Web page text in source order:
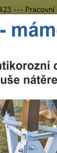
---
Kalhoty s